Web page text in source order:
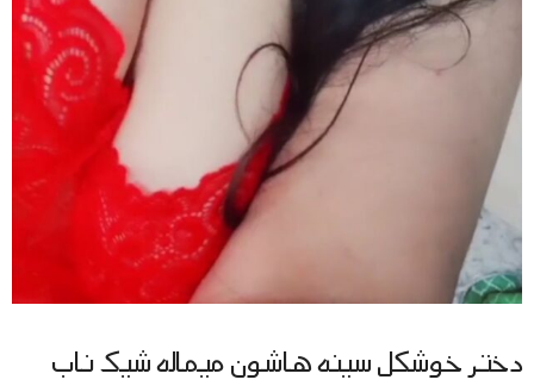
دختر خوشکل سینه هاشون میماله شیک ناب